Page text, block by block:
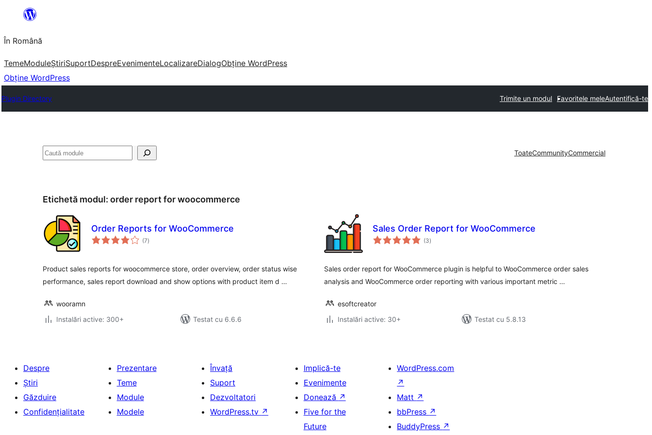
conținut
În Română
TemeModuleȘtiriSuportDespreEvenimenteLocalizareDialogObține WordPress
Obține WordPress
Plugin Directory Trimite un modul Favoritele meleAutentifică-te
Caută ToateCommunityCommercial
Etichetă modul: order report for woocommerce
Order Reports for WooCommerce
(7total
aprecieri
)
Product sales reports for woocommerce store, order overview, order status wise
performance, sales report download and show options with product item d …
wooramn
Instalări active: 300+
Testat cu 6.6.6
Sales Order Report for WooCommerce
(3total
aprecieri
)
Sales order report for WooCommerce plugin is helpful to WooCommerce order sales
analysis and WooCommerce order reporting with various important metric …
esoftcreator
Instalări active: 30+
Testat cu 5.8.13
Despre
Știri
Găzduire
Confidențialitate
Prezentare
Teme
Module
Modele
Învață
Suport
Dezvoltatori
WordPress.tv ↗
Implică-te
Evenimente
Donează ↗
Five for the
Future
WordPress.com
↗
Matt ↗
bbPress ↗
BuddyPress ↗